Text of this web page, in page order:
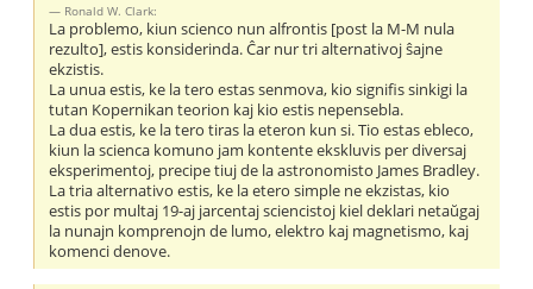
Ronald W. Clark:
La problemo, kiun scienco nun alfrontis [post la M-M nula
rezulto], estis konsiderinda. Ĉar nur tri alternativoj ŝajne
ekzistis.
La unua estis, ke la tero estas senmova, kio signifis sinkigi la
tutan Kopernikan teorion kaj kio estis nepensebla.
La dua estis, ke la tero tiras la eteron kun si. Tio estas ebleco,
kiun la scienca komuno jam kontente ekskluvis per diversaj
eksperimentoj, precipe tiuj de la astronomisto James Bradley.
La tria alternativo estis, ke la etero simple ne ekzistas, kio
estis por multaj 19-aj jarcentaj sciencistoj kiel deklari netaŭgaj
la nunajn komprenojn de lumo, elektro kaj magnetismo, kaj
komenci denove.